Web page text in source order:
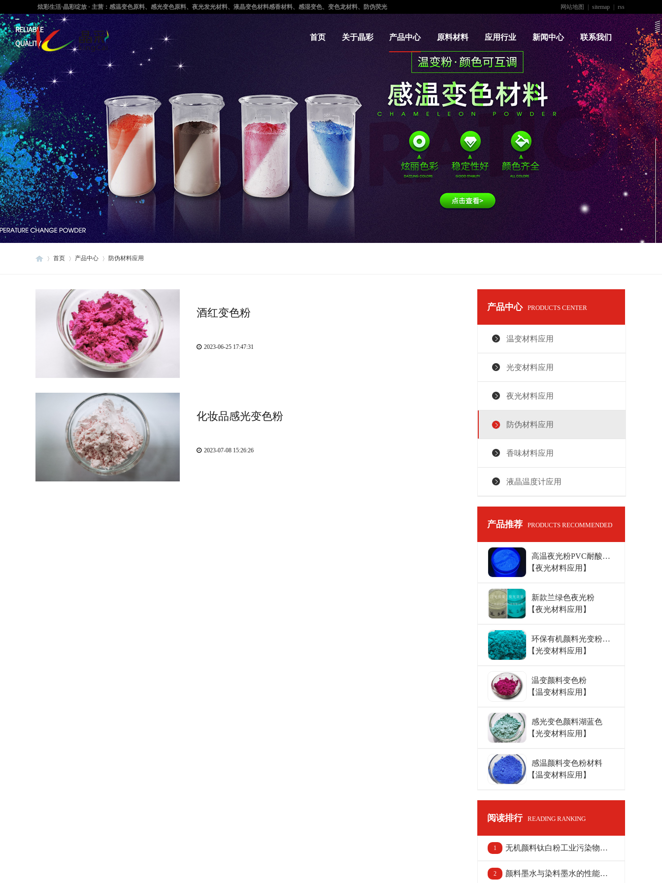
炫彩生活·晶彩绽放 · 主营：感温变色原料、感光变色原料、夜光发光材料、液晶变色材料感香材料、感湿变色、变色龙材料、防伪荧光 网站地图 sitemap rss
首页 关于晶彩 产品中心 原料材料 应用行业 新闻中心 联系我们
首页
/
产品中心
/
防伪材料应用
酒红变色粉
2023-06-25 17:47:31
化妆品感光变色粉
2023-07-08 15:26:26
产品中心 PRODUCTS CENTER
温变材料应用
光变材料应用
夜光材料应用
防伪材料应用
香味材料应用
液晶温度计应用
产品推荐 PRODUCTS RECOMMENDED
高温夜光粉PVC耐酸色
粉
【夜光材料应用】
新款兰绿色夜光粉
【夜光材料应用】
环保有机颜料光变粉海
蓝100g
【光变材料应用】
温变颜料变色粉
【温变材料应用】
感光变色颜料湖蓝色
【光变材料应用】
感温颜料变色粉材料
【温变材料应用】
阅读排行 READING RANKING
1 无机颜料钛白粉工业污染物排
放标准(征稿)
2 颜料墨水与染料墨水的性能与